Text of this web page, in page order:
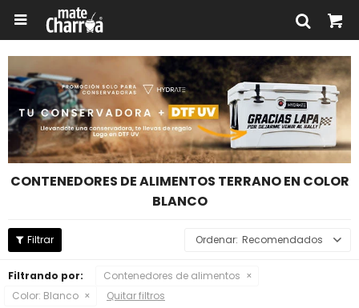

CONTENEDORES DE ALIMENTOS TERRANO EN COLOR
BLANCO
Recomendados
Filtrando por:
Contenedores de alimentos
Color: Blanco Quitar filtros